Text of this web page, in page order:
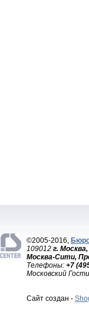
©2005-2016,
109012 г.
Москва-Сити,
Телефоны: +7
Московский
Сайт создан -